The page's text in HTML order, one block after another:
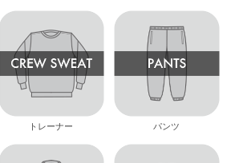
トレーナー パンツ